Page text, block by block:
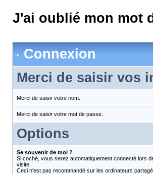
J'ai oublié mon mot
Connexion
Merci de saisir vos
Merci de saisir votre nom.
Merci de saisir votre mot de passe.
Options
Se souvenir de moi ?
Si coché, vous serez automatiquement connecté lors
visite.
Ceci n'est pas recommandé sur les ordinateurs